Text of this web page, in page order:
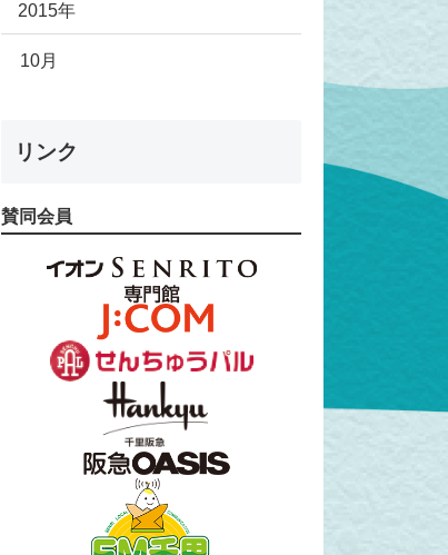
2015年
10月
リンク
賛同会員